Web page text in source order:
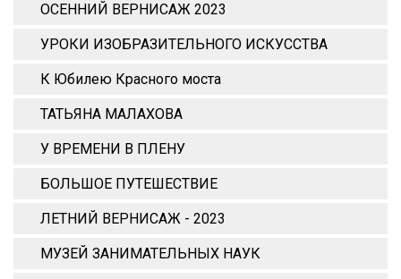
ОСЕННИЙ ВЕРНИСАЖ 2023
УРОКИ ИЗОБРАЗИТЕЛЬНОГО ИСКУССТВА
К Юбилею Красного моста
ТАТЬЯНА МАЛАХОВА
У ВРЕМЕНИ В ПЛЕНУ
БОЛЬШОЕ ПУТЕШЕСТВИЕ
ЛЕТНИЙ ВЕРНИСАЖ - 2023
МУЗЕЙ ЗАНИМАТЕЛЬНЫХ НАУК